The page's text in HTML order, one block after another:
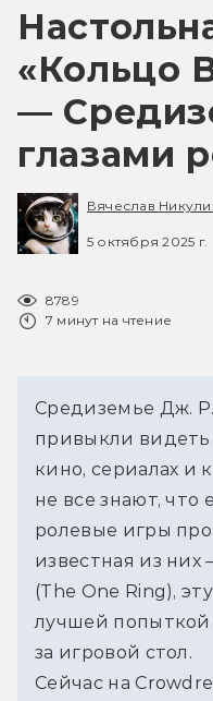
«Кольцо
—
глазами
Вячеслав
5 октября 2025 г.
8789
7 минут на чтение
Средиземье Дж.
привыкли видеть
кино, сериалах и
не все знают, что
ролевые игры
известная из них
(The One Ring),
лучшей
за игровой стол.
Сейчас на